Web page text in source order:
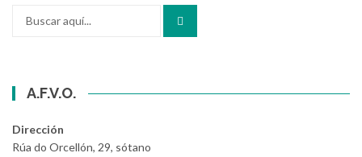
A.F.V.O.
Dirección
Rúa do Orcellón, 29, sótano